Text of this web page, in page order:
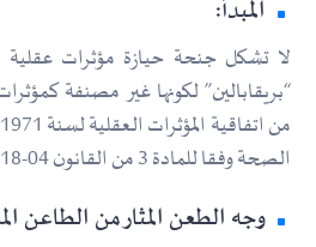
المبدأ:
لا تشكل جنحة حيازة مؤثرات
“بريقابالين” لكونها غير مصنفة
الصحة وفقا للمادة 3 من القانون 04-18.
وجه الطعن المثار من الطاعن